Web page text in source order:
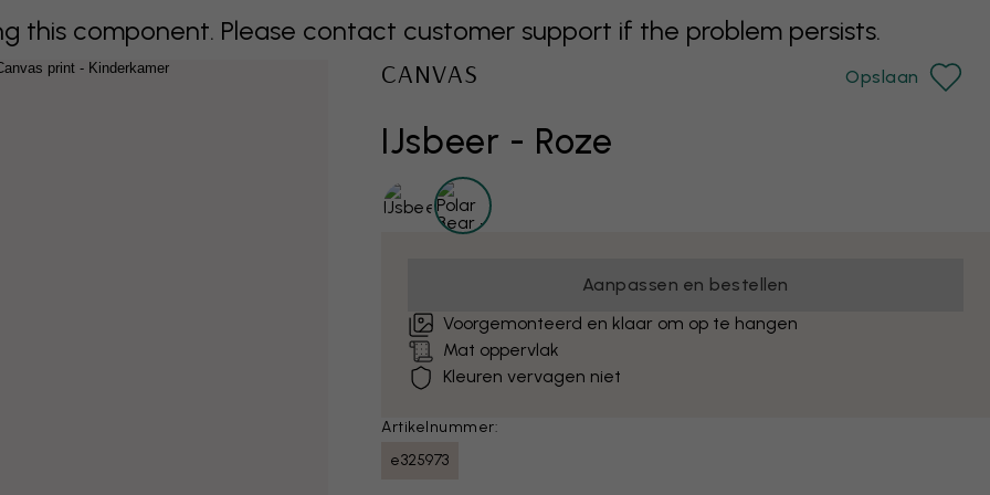
this component. Please contact customer support if the problem persists.
IJsbeer - Roze
CANVAS Opslaan
Aanpassen en bestellen
Voorgemonteerd en klaar om op te hangen
Mat oppervlak
Kleuren vervagen niet
Artikelnummer:
e325973